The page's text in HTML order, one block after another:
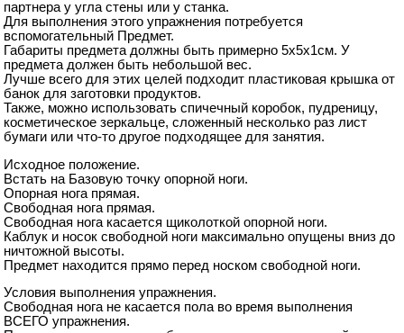
партнера у угла стены или у станка.
Для выполнения этого упражнения потребуется
вспомогательный Предмет.
Габариты предмета должны быть примерно 5х5х1см. У
предмета должен быть небольшой вес.
Лучше всего для этих целей подходит пластиковая крышка от
банок для заготовки продуктов.
Также, можно использовать спичечный коробок, пудреницу,
косметическое зеркальце, сложенный несколько раз лист
бумаги или что-то другое подходящее для занятия.
Исходное положение.
Встать на Базовую точку опорной ноги.
Опорная нога прямая.
Свободная нога прямая.
Свободная нога касается щиколоткой опорной ноги.
Каблук и носок свободной ноги максимально опущены вниз до
ничтожной высоты.
Предмет находится прямо перед носком свободной ноги.
Условия выполнения упражнения.
Свободная нога не касается пола во время выполнения
ВСЕГО упражнения.